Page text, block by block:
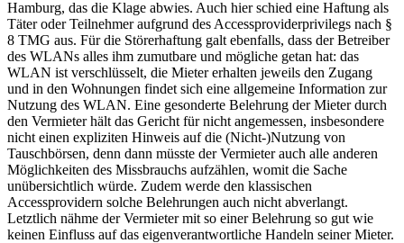
Hamburg, das die Klage abwies. Auch hier schied eine Haftung als
Täter oder Teilnehmer aufgrund des Accessproviderprivilegs nach §
8 TMG aus. Für die Störerhaftung galt ebenfalls, dass der Betreiber
des WLANs alles ihm zumutbare und mögliche getan hat: das
WLAN ist verschlüsselt, die Mieter erhalten jeweils den Zugang
und in den Wohnungen findet sich eine allgemeine Information zur
Nutzung des WLAN. Eine gesonderte Belehrung der Mieter durch
den Vermieter hält das Gericht für nicht angemessen, insbesondere
nicht einen expliziten Hinweis auf die (Nicht-)Nutzung von
Tauschbörsen, denn dann müsste der Vermieter auch alle anderen
Möglichkeiten des Missbrauchs aufzählen, womit die Sache
unübersichtlich würde. Zudem werde den klassischen
Accessprovidern solche Belehrungen auch nicht abverlangt.
Letztlich nähme der Vermieter mit so einer Belehrung so gut wie
keinen Einfluss auf das eigenverantwortliche Handeln seiner Mieter.